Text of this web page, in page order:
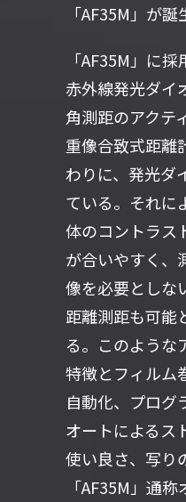
「AF35M」が誕
「AF35M」に
赤外線発光ダイ
角測距のアクテ
重像合致式距離
わりに、発光ダ
ている。それに
体のコントラス
が合いやすく、
像を必要としな
距離測距も可能
る。このような
特徴とフィルム
自動化、プログ
オートによるス
使い良さ、写り
「AF35M」通